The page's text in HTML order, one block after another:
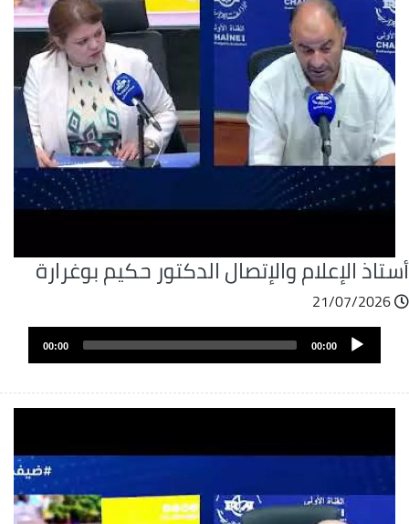
الإعلام والإتصال الدكتور حكيم بوغرارة
21/07/2026
ملفAudio
Player
00:00
00:00